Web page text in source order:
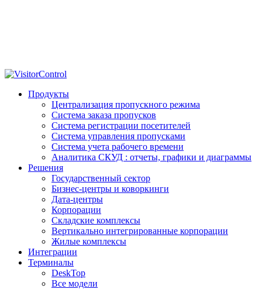
Продукты
Централизация пропускного режима
Система заказа пропусков
Система регистрации посетителей
Система управления пропусками
Система учета рабочего времени
Аналитика СКУД : отчеты, графики и диаграммы
Решения
Государственный сектор
Бизнес-центры и коворкинги
Дата-центры
Корпорации
Складские комплексы
Вертикально интегрированные корпорации
Жилые комплексы
Интеграции
Терминалы
DeskTop
Все модели